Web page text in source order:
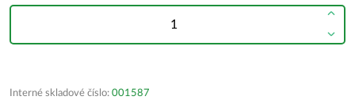
Interné skladové číslo: 001587